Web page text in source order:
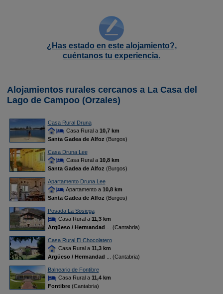
¿Has estado en este alojamiento?,
cuéntanos tu experiencia.
Alojamientos rurales cercanos a La Casa del
Lago de Campoo (Orzales)
Casa Rural Druna
Casa Rural a 10,7 km
Santa Gadea de Alfoz (Burgos)
Casa Druna Lee
Casa Rural a 10,8 km
Santa Gadea de Alfoz (Burgos)
Apartamento Druna Lee
Apartamento a 10,8 km
Santa Gadea de Alfoz (Burgos)
Posada La Sosiega
Casa Rural a 11,3 km
Argüeso / Hermandad
... (Cantabria)
Casa Rural El Chocolatero
Casa Rural a 11,3 km
Argüeso / Hermandad
... (Cantabria)
Balneario de Fontibre
Casa Rural a 11,4 km
Fontibre(Cantabria)